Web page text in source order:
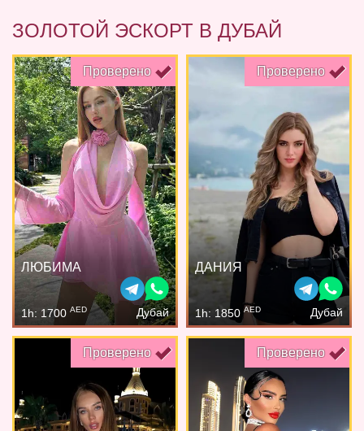
ЗОЛОТОЙ ЭСКОРТ В ДУБАЙ
Проверено
ЛЮБИМА
1h: 1700 AED Дубай
Проверено
ДАНИЯ
1h: 1850 AED Дубай
Проверено Проверено